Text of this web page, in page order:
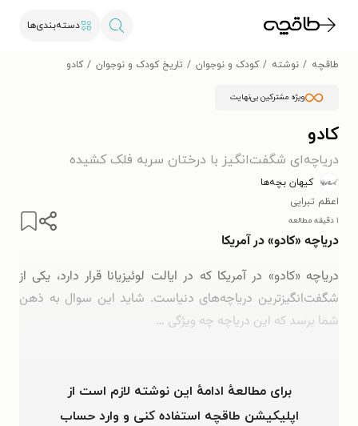
دسته‌بندی‌ها
طاقچه نوشته کودک و نوجوان تاریخ کودک و نوجوان کادو
ویژه مشترکین بی‌نهایت
کادو
دریاچه‌ای شگفت‌انگیز با درختان سربه فلک کشیده
کیهان بچه‌ها
اعظم تبرایی
۱ دقیقه مطالعه
دریاچه «کادو» در آمریکا
دریاچه «کادو» در آمریکا که در ایالت لوئیزیانا قرار دارد، یکی از
شگفت‌انگیزترین دریاچه‌های دنیاست. شاید این سوال به ذهن
شما برسد که این دریاچه چه ویژگی …
برای مطالعهٔ ادامهٔ این نوشته لازم است از
اپلیکیشن طاقچه استفاده کنی و وارد حساب